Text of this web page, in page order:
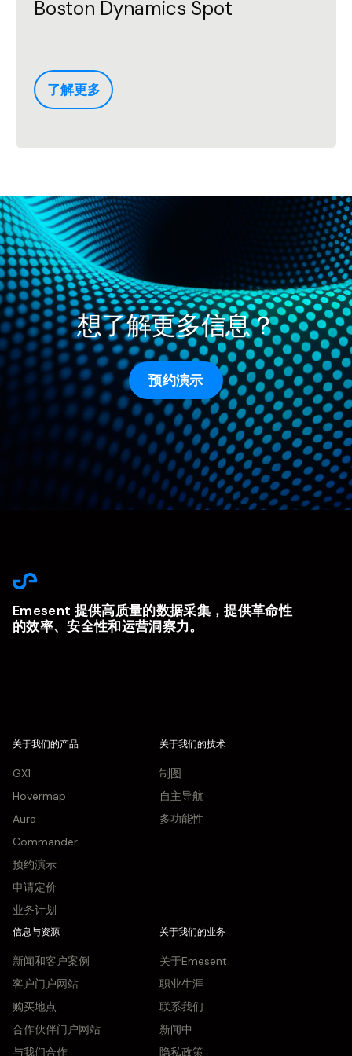
Boston Dynamics Spot
了解更多
想了解更多信息？
预约演示
Emesent 提供高质量的数据采集，提供革命性
的效率、安全性和运营洞察力。
关于我们的产品
GX1
Hovermap
Aura
Commander
预约演示
申请定价
业务计划
关于我们的技术
制图
自主导航
多功能性
信息与资源
新闻和客户案例
客户门户网站
购买地点
合作伙伴门户网站
与我们合作
关于我们的业务
关于Emesent
职业生涯
联系我们
新闻中
隐私政策